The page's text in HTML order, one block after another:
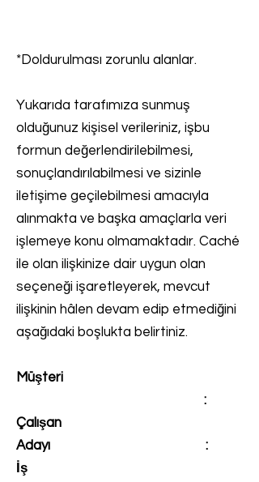
*Doldurulması zorunlu alanlar.
Yukarıda tarafımıza sunmuş
olduğunuz kişisel verileriniz, işbu
formun değerlendirilebilmesi,
sonuçlandırılabilmesi ve sizinle
iletişime geçilebilmesi amacıyla
alınmakta ve başka amaçlarla veri
işlemeye konu olmamaktadır. Caché
ile olan ilişkinize dair uygun olan
seçeneği işaretleyerek, mevcut
ilişkinin hâlen devam edip etmediğini
aşağıdaki boşlukta belirtiniz.
Müşteri
:
Çalışan
Adayı :
İş